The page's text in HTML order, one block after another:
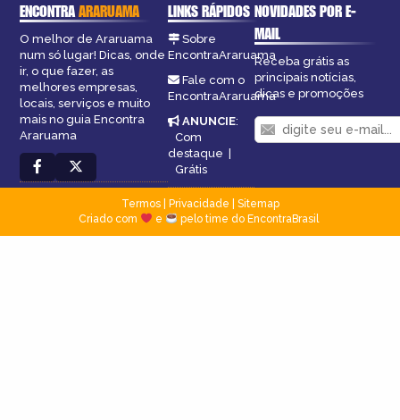
ENCONTRAARARUAMA
O melhor de Araruama
num só lugar! Dicas, onde
ir, o que fazer, as
melhores empresas,
locais, serviços e muito
mais no guia Encontra
Araruama
LINKS RÁPIDOS
Sobre
EncontraAraruama
Fale com o
EncontraAraruama
ANUNCIE:
Com
destaque
Grátis
NOVIDADES POR E-
MAIL
Receba grátis as
principais notícias,
dicas e promoções
Termos| Privacidade
Sitemap
Criado com
e pelo time do EncontraBrasil